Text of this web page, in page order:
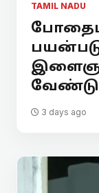
TAMIL NADU
3 days ago